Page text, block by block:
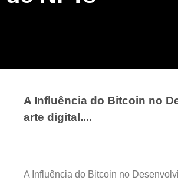
A Influência do Bitcoin no
arte digital....
A Influência do Bitcoin no